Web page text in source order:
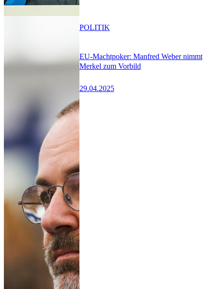
EU-Machtpoker: Manfred Weber nimmt
Merkel zum Vorbild
29.04.2025
POLITIK